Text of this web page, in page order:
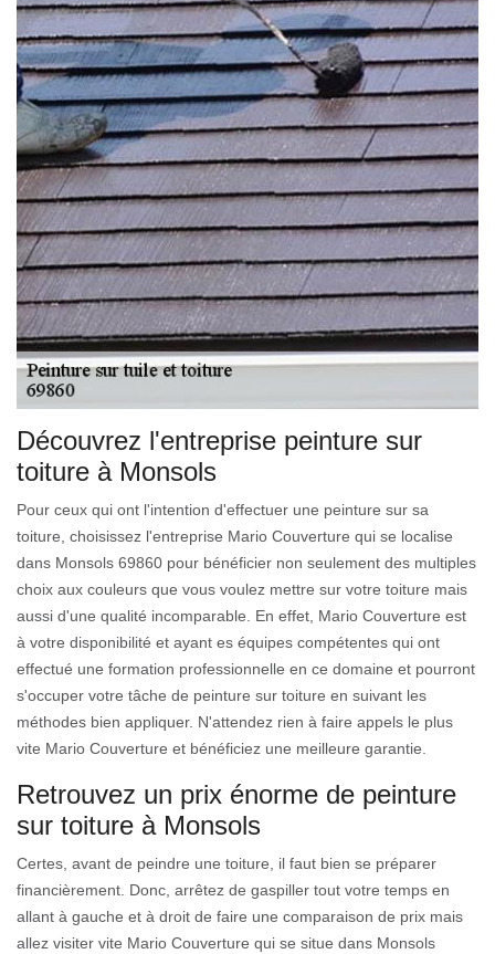
Découvrez l'entreprise peinture sur
toiture à Monsols
Pour ceux qui ont l'intention d'effectuer une peinture sur sa
toiture, choisissez l'entreprise Mario Couverture qui se localise
dans Monsols 69860 pour bénéficier non seulement des multiples
choix aux couleurs que vous voulez mettre sur votre toiture mais
aussi d'une qualité incomparable. En effet, Mario Couverture est
à votre disponibilité et ayant es équipes compétentes qui ont
effectué une formation professionnelle en ce domaine et pourront
s'occuper votre tâche de peinture sur toiture en suivant les
méthodes bien appliquer. N'attendez rien à faire appels le plus
vite Mario Couverture et bénéficiez une meilleure garantie.
Retrouvez un prix énorme de peinture
sur toiture à Monsols
Certes, avant de peindre une toiture, il faut bien se préparer
financièrement. Donc, arrêtez de gaspiller tout votre temps en
allant à gauche et à droit de faire une comparaison de prix mais
allez visiter vite Mario Couverture qui se situe dans Monsols